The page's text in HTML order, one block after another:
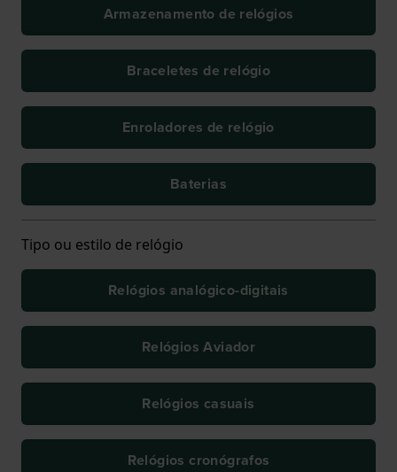
Armazenamento de relógios
Braceletes de relógio
Enroladores de relógio
Baterias
Tipo ou estilo de relógio
Relógios analógico-digitais
Relógios Aviador
Relógios casuais
Relógios cronógrafos